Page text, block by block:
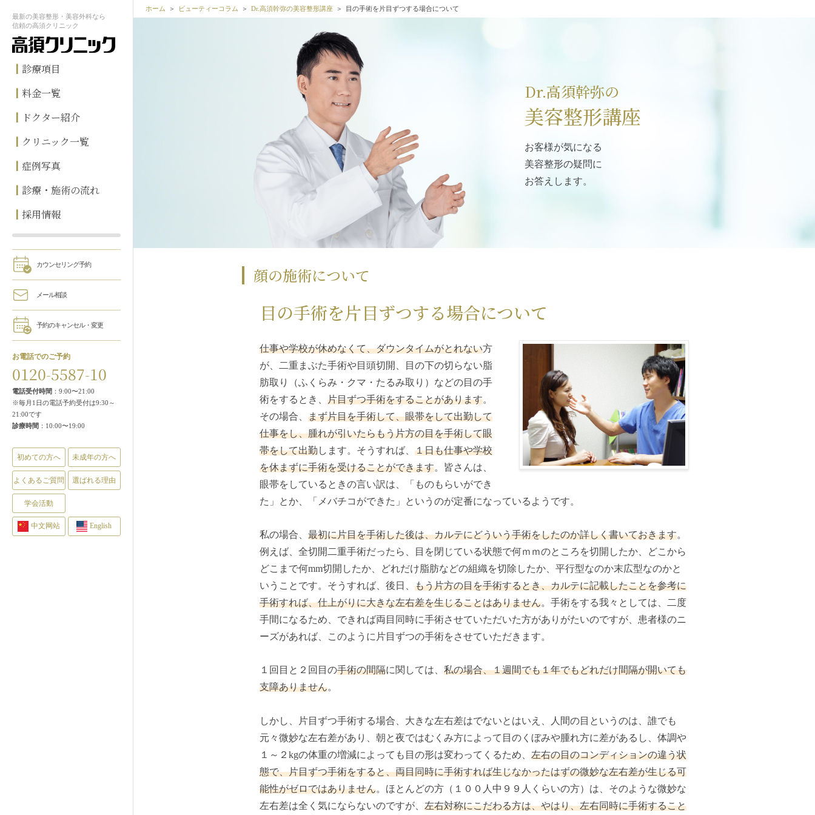
最新の美容整形・美容外科なら
信頼の高須クリニック
診療項目
料金一覧
ドクター紹介
クリニック一覧
症例写真
診療・施術の流れ
採用情報
カウンセリング予約
メール相談
予約のキャンセル・変更
お電話でのご予約
0120-5587-10
電話受付時間 ：9:00〜21:00
※毎月1日の電話予約受付は9:30～
21:00です
診療時間 ：10:00〜19:00
初めての方へ 未成年の方へ
よくあるご質問 選ばれる理由
学会活動
中文网站 English
ホーム ビューティーコラム Dr.高須幹弥の美容整形講座 目の手術を片目ずつする場合について
Dr.高須幹弥の
美容整形講座
お客様が気になる
美容整形の疑問に
お答えします。
顔の施術について
目の手術を片目ずつする場合について
仕事や学校が休めなくて、ダウンタイムがとれない方
が、二重まぶた手術や目頭切開、目の下の切らない脂
肪取り（ふくらみ・クマ・たるみ取り）などの目の手
術をするとき、 片目ずつ手術をすることがあります。
その場合、 まず片目を手術して、眼帯をして出勤して
仕事をし、腫れが引いたらもう片方の目を手術して眼
帯をして出勤します。そうすれば、 １日も仕事や学校
を休まずに手術を受けることができます。皆さんは、
眼帯をしているときの言い訳は、「ものもらいができ
た」とか、「メバチコができた」というのが定番になっているようです。
私の場合、 最初に片目を手術した後は、カルテにどういう手術をしたのか詳しく書いておきます。
例えば、全切開二重手術だったら、目を閉じている状態で何ｍｍのところを切開したか、どこから
どこまで何mm切開したか、どれだけ脂肪などの組織を切除したか、平行型なのか末広型なのかと
いうことです。そうすれば、後日、 もう片方の目を手術するとき、カルテに記載したことを参考に
手術すれば、仕上がりに大きな左右差を生じることはありません。手術をする我々としては、二度
手間になるため、できれば両目同時に手術させていただいた方がありがたいのですが、患者様のニ
ーズがあれば、このように片目ずつの手術をさせていただきます。
１回目と２回目の手術の間隔に関しては、 私の場合、１週間でも１年でもどれだけ間隔が開いても
支障ありません。
しかし、片目ずつ手術する場合、大きな左右差はでないとはいえ、人間の目というのは、誰でも
元々微妙な左右差があり、朝と夜ではむくみ方によって目のくぼみや腫れ方に差があるし、体調や
１～２kgの体重の増減によっても目の形は変わってくるため、 左右の目のコンディションの違う状
態で、片目ずつ手術をすると、両目同時に手術すれば生じなかったはずの微妙な左右差が生じる可
能性がゼロではありません。ほとんどの方（１００人中９９人くらいの方）は、そのような微妙な
左右差は全く気にならないのですが、 左右対称にこだわる方は、やはり、左右同時に手術すること